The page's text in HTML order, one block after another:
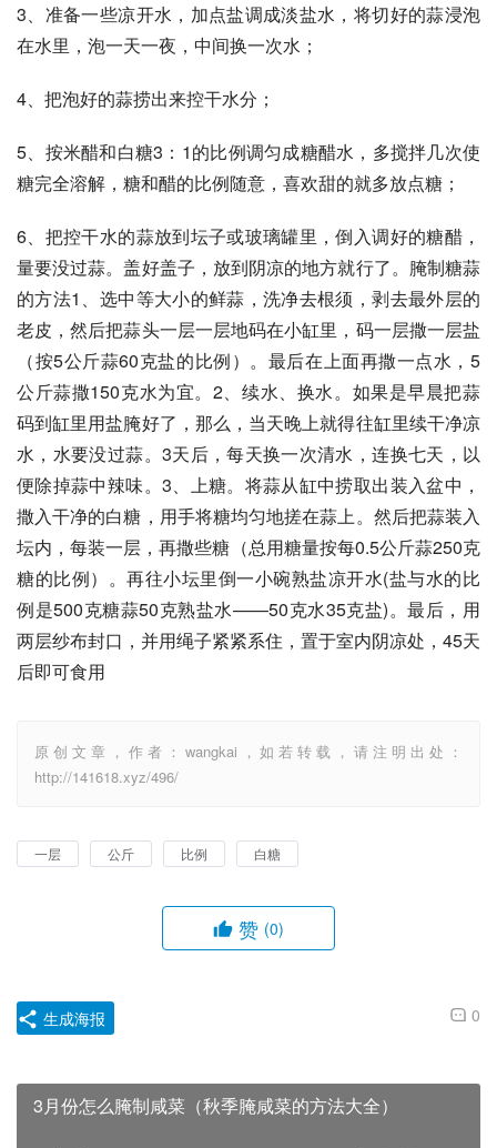
3、准备一些凉开水，加点盐调成淡盐水，将切好的蒜浸泡
在水里，泡一天一夜，中间换一次水；
4、把泡好的蒜捞出来控干水分；
5、按米醋和白糖3：1的比例调匀成糖醋水，多搅拌几次使
糖完全溶解，糖和醋的比例随意，喜欢甜的就多放点糖；
6、把控干水的蒜放到坛子或玻璃罐里，倒入调好的糖醋，
量要没过蒜。盖好盖子，放到阴凉的地方就行了。腌制糖蒜
的方法1、选中等大小的鲜蒜，洗净去根须，剥去最外层的
老皮，然后把蒜头一层一层地码在小缸里，码一层撒一层盐
（按5公斤蒜60克盐的比例）。最后在上面再撒一点水，5
公斤蒜撒150克水为宜。2、续水、换水。如果是早晨把蒜
码到缸里用盐腌好了，那么，当天晚上就得往缸里续干净凉
水，水要没过蒜。3天后，每天换一次清水，连换七天，以
便除掉蒜中辣味。3、上糖。将蒜从缸中捞取出装入盆中，
撒入干净的白糖，用手将糖均匀地搓在蒜上。然后把蒜装入
坛内，每装一层，再撒些糖（总用糖量按每0.5公斤蒜250克
糖的比例）。再往小坛里倒一小碗熟盐凉开水(盐与水的比
例是500克糖蒜50克熟盐水——50克水35克盐)。最后，用
两层纱布封口，并用绳子紧紧系住，置于室内阴凉处，45天
后即可食用
原创文章，作者：wangkai，如若转载，请注明出处：
http://141618.xyz/496/
一层 公斤 比例 白糖
赞 (0)
0
生成海报
3月份怎么腌制咸菜（秋季腌咸菜的方法大全）